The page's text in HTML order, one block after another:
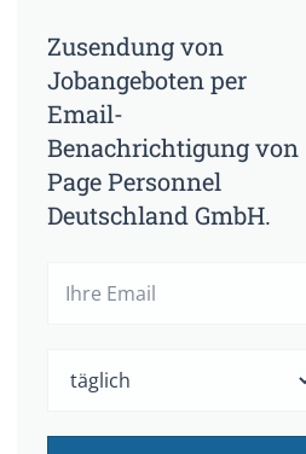
Zusendung von
Jobangeboten per
Email-
Benachrichtigung von
Page Personnel
Deutschland GmbH.